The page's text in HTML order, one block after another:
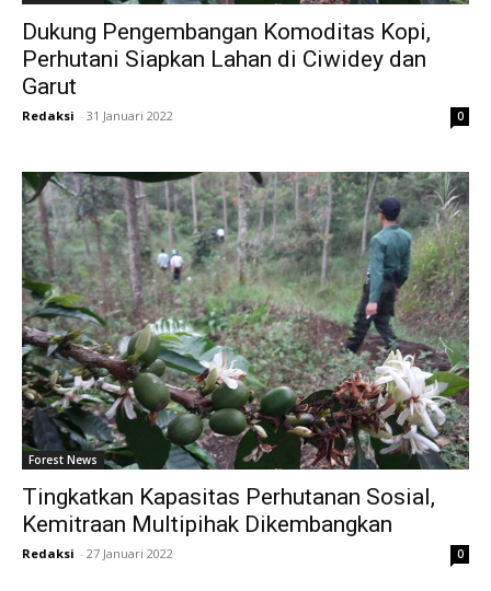
Dukung Pengembangan Komoditas Kopi,
Perhutani Siapkan Lahan di Ciwidey dan
Garut
Redaksi - 31 Januari 2022 0
Forest News
Tingkatkan Kapasitas Perhutanan Sosial,
Kemitraan Multipihak Dikembangkan
Redaksi - 27 Januari 2022 0